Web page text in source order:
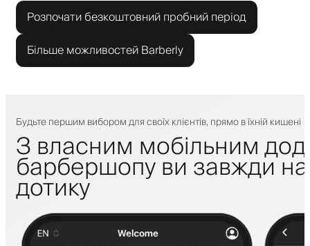
Розпочати безкоштовний пробний період
Більше можливостей Barberly
Будьте першим вибором для своїх клієнтів, прямо в їхній кишені
З власним мобільним
барбершопу ви завжди на
дотику